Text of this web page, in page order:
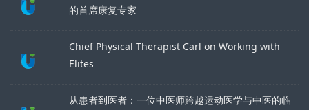
的首席康复专家
Chief Physical Therapist Carl on Working with
Elites
从患者到医者：一位中医师跨越运动医学与中医的临